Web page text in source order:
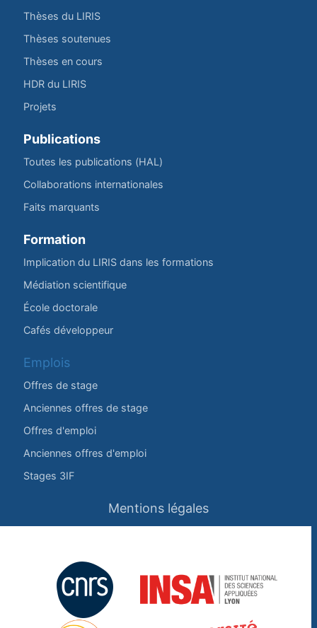
Thèses du LIRIS
Thèses soutenues
Thèses en cours
HDR du LIRIS
Projets
Publications
Toutes les publications (HAL)
Collaborations internationales
Faits marquants
Formation
Implication du LIRIS dans les formations
Médiation scientifique
École doctorale
Cafés développeur
Emplois
Offres de stage
Anciennes offres de stage
Offres d'emploi
Anciennes offres d'emploi
Stages 3IF
Mentions légales